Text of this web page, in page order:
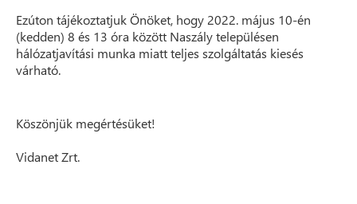
Ezúton tájékoztatjuk Önöket, hogy 2022. május 10-én
(kedden) 8 és 13 óra között Naszály településen
hálózatjavítási munka miatt teljes szolgáltatás kiesés
várható.
Köszönjük megértésüket!
Vidanet Zrt.